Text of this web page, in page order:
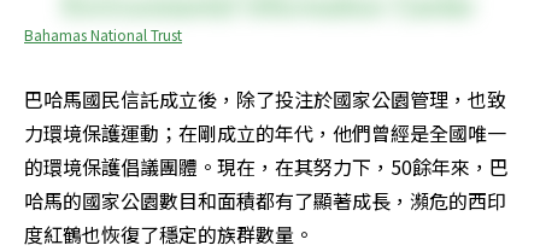
Bahamas National Trust
巴哈馬國民信託成立後，除了投注於國家公園管理，也致
力環境保護運動；在剛成立的年代，他們曾經是全國唯一
的環境保護倡議團體。現在，在其努力下，50餘年來，巴
哈馬的國家公園數目和面積都有了顯著成長，瀕危的西印
度紅鶴也恢復了穩定的族群數量。